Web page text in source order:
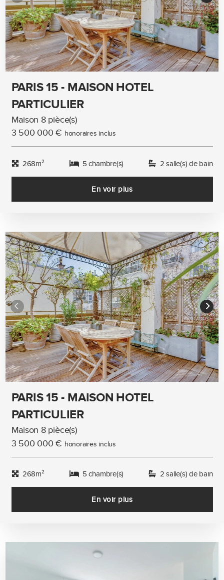
PARIS 15 - MAISON HOTEL
PARTICULIER
Maison 8 pièce(s)
3 500 000 € honoraires inclus
268m² 5 chambre(s) 2 salle(s) de bain
En voir plus
PARIS 15 - MAISON HOTEL
PARTICULIER
Maison 8 pièce(s)
3 500 000 € honoraires inclus
268m² 5 chambre(s) 2 salle(s) de bain
En voir plus